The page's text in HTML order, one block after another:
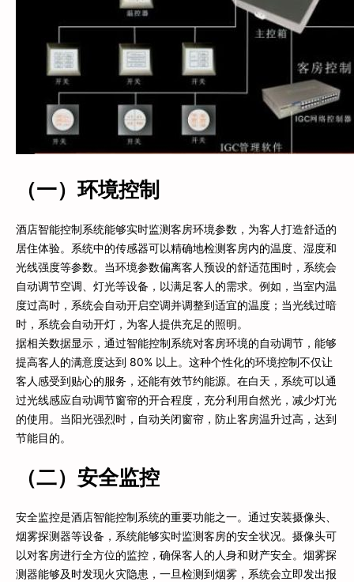
（一）环境控制
酒店智能控制系统能够实时监测客房环境参数，为客人打造舒适的
居住体验。系统中的传感器可以精确地检测客房内的温度、湿度和
光线强度等参数。当环境参数偏离客人预设的舒适范围时，系统会
自动调节空调、灯光等设备，以满足客人的需求。例如，当室内温
度过高时，系统会自动开启空调并调整到适宜的温度；当光线过暗
时，系统会自动开灯，为客人提供充足的照明。
据相关数据显示，通过智能控制系统对客房环境的自动调节，能够
提高客人的满意度达到 80% 以上。这种个性化的环境控制不仅让
客人感受到贴心的服务，还能有效节约能源。在白天，系统可以通
过光线感应自动调节窗帘的开合程度，充分利用自然光，减少灯光
的使用。当阳光强烈时，自动关闭窗帘，防止客房温升过高，达到
节能目的。
（二）安全监控
安全监控是酒店智能控制系统的重要功能之一。通过安装摄像头、
烟雾探测器等设备，系统能够实时监测客房的安全状况。摄像头可
以对客房进行全方位的监控，确保客人的人身和财产安全。烟雾探
测器能够及时发现火灾隐患，一旦检测到烟雾，系统会立即发出报